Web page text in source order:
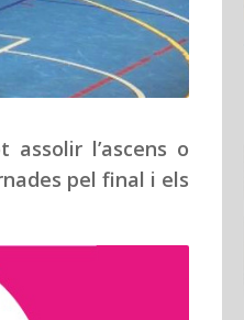
l’ascens o
pel final i els